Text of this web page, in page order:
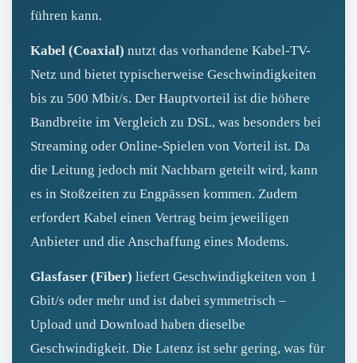
führen kann.
Kabel (Coaxial) nutzt das vorhandene Kabel-TV-
Netz und bietet typischerweise Geschwindigkeiten
bis zu 500 Mbit/s. Der Hauptvorteil ist die höhere
Bandbreite im Vergleich zu DSL, was besonders bei
Streaming oder Online-Spielen von Vorteil ist. Da
die Leitung jedoch mit Nachbarn geteilt wird, kann
es in Stoßzeiten zu Engpässen kommen. Zudem
erfordert Kabel einen Vertrag beim jeweiligen
Anbieter und die Anschaffung eines Modems.
Glasfaser (Fiber) liefert Geschwindigkeiten von 1
Gbit/s oder mehr und ist dabei symmetrisch –
Upload und Download haben dieselbe
Geschwindigkeit. Die Latenz ist sehr gering, was für